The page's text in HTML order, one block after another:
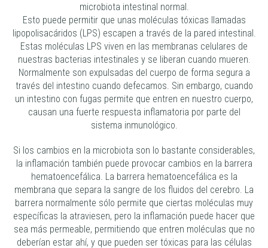
microbiota intestinal normal.
Esto puede permitir que unas moléculas tóxicas llamadas
lipopolisacáridos (LPS) escapen a través de la pared intestinal.
Estas moléculas LPS viven en las membranas celulares de
nuestras bacterias intestinales y se liberan cuando mueren.
Normalmente son expulsadas del cuerpo de forma segura a
través del intestino cuando defecamos. Sin embargo, cuando
un intestino con fugas permite que entren en nuestro cuerpo,
causan una fuerte respuesta inflamatoria por parte del
sistema inmunológico.
Si los cambios en la microbiota son lo bastante considerables,
la inflamación también puede provocar cambios en la barrera
hematoencefálica. La barrera hematoencefálica es la
membrana que separa la sangre de los fluidos del cerebro. La
barrera normalmente sólo permite que ciertas moléculas muy
específicas la atraviesen, pero la inflamación puede hacer que
sea más permeable, permitiendo que entren moléculas que no
deberían estar ahí, y que pueden ser tóxicas para las células